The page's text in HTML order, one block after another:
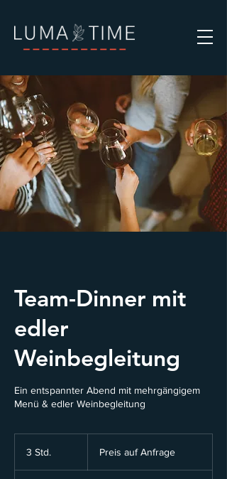
Team-Dinner mit
edler
Weinbegleitung
Ein entspannter Abend mit mehrgängigem
Menü & edler Weinbegleitung
3 Std.
Anfrage
Preis auf Anfrage